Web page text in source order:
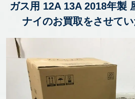
ガス用 12A 13A 2018年製
ナイのお買取をさせてい